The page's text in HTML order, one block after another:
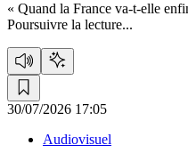
« Quand la France va-t-elle
Poursuivre la lecture...
30/07/2026 17:05
Audiovisuel